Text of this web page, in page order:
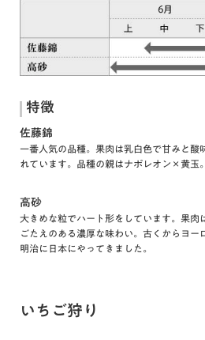
特徴
佐藤錦
一番人気の品種。果肉は乳白色で甘みと酸
れています。品種の親はナポレオン×黄玉。
高砂
大きめな粒でハート形をしています。果肉
ごたえのある濃厚な味わい。古くからヨー
明治に日本にやってきました。
いちご狩り